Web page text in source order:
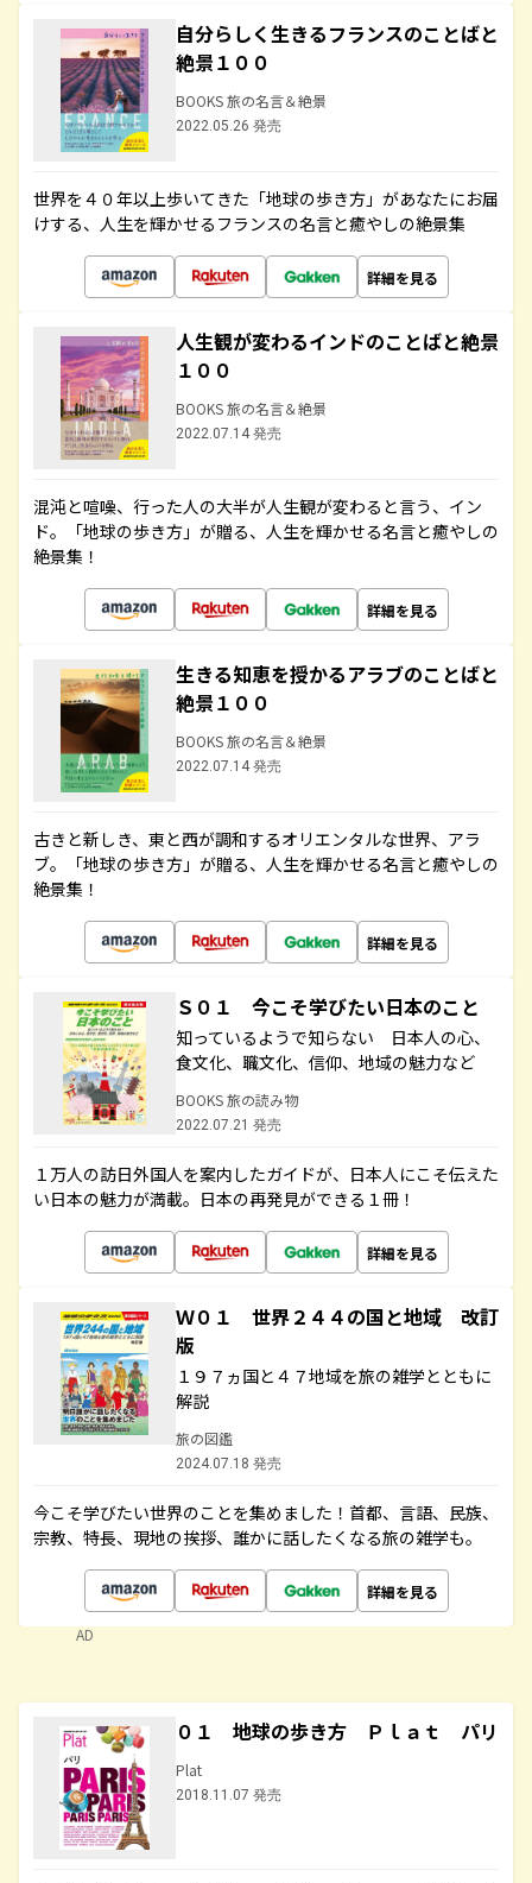
自分らしく生きるフランスのことばと
絶景１００
BOOKS 旅の名言＆絶景
2022.05.26 発売
世界を４０年以上歩いてきた「地球の歩き方」があなたにお届
けする、人生を輝かせるフランスの名言と癒やしの絶景集
詳細を見る
人生観が変わるインドのことばと絶景
１００
BOOKS 旅の名言＆絶景
2022.07.14 発売
混沌と喧噪、行った人の大半が人生観が変わると言う、イン
ド。「地球の歩き方」が贈る、人生を輝かせる名言と癒やしの
絶景集！
詳細を見る
生きる知恵を授かるアラブのことばと
絶景１００
BOOKS 旅の名言＆絶景
2022.07.14 発売
古きと新しき、東と西が調和するオリエンタルな世界、アラ
ブ。「地球の歩き方」が贈る、人生を輝かせる名言と癒やしの
絶景集！
詳細を見る
Ｓ０１ 今こそ学びたい日本のこと
知っているようで知らない 日本人の心、
食文化、職文化、信仰、地域の魅力など
BOOKS 旅の読み物
2022.07.21 発売
１万人の訪日外国人を案内したガイドが、日本人にこそ伝えた
い日本の魅力が満載。日本の再発見ができる１冊！
詳細を見る
Ｗ０１ 世界２４４の国と地域 改訂
版
１９７ヵ国と４７地域を旅の雑学とともに
解説
旅の図鑑
2024.07.18 発売
今こそ学びたい世界のことを集めました！首都、言語、民族、
宗教、特長、現地の挨拶、誰かに話したくなる旅の雑学も。
詳細を見る
AD
０１ 地球の歩き方 Ｐｌａｔ パリ
Plat
2018.11.07 発売